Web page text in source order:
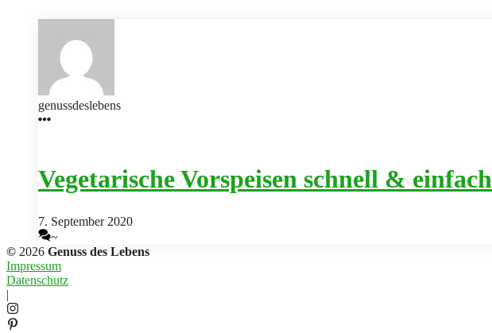
genussdeslebens
Vegetarische Vorspeisen schnell & einfach
7. September 2020
~
© 2026 Genuss des Lebens
Impressum
Datenschutz
|